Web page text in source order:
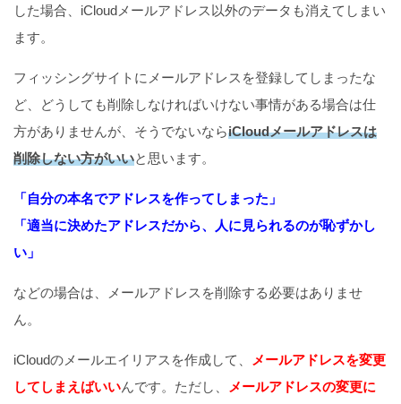
した場合、iCloudメールアドレス以外のデータも消えてしまい
ます。
フィッシングサイトにメールアドレスを登録してしまったな
ど、どうしても削除しなければいけない事情がある場合は仕
方がありませんが、そうでないならiCloudメールアドレスは
削除しない方がいいと思います。
「自分の本名でアドレスを作ってしまった」
「適当に決めたアドレスだから、人に見られるのが恥ずかし
い」
などの場合は、メールアドレスを削除する必要はありませ
ん。
iCloudのメールエイリアスを作成して、
メールアドレスを変更
してしまえばいいんです。ただし、
メールアドレスの変更に